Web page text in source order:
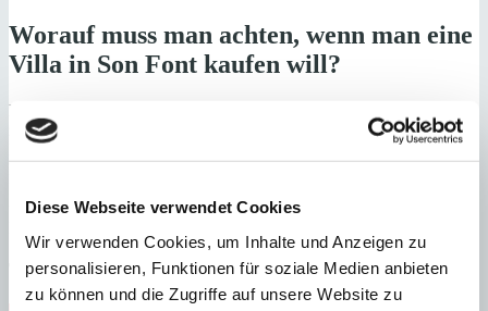
Diese Webseite verwendet Cookies
Wir verwenden Cookies, um Inhalte und Anzeigen zu
personalisieren, Funktionen für soziale Medien anbieten
zu können und die Zugriffe auf unsere Website zu
Worauf muss man achten, wenn man eine
Villa in Son Font kaufen will?
Die Linksregierung arbeitet derzeit an einem Gesetz, dass die
zukünftigen Bebauungsmöglichkeiten für
Häuserin Son
Font stark beschränkt und hat deshalb ein Moratorium erlassen.
und geschützt sind. Minkner & Bonitz ist der Spezialist für Son
Themen im Ratgeber